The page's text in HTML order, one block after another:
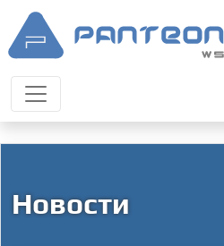
Новости